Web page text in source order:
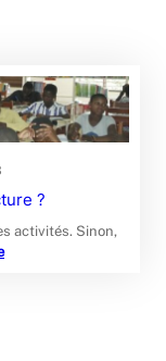
?
activités. Sinon,